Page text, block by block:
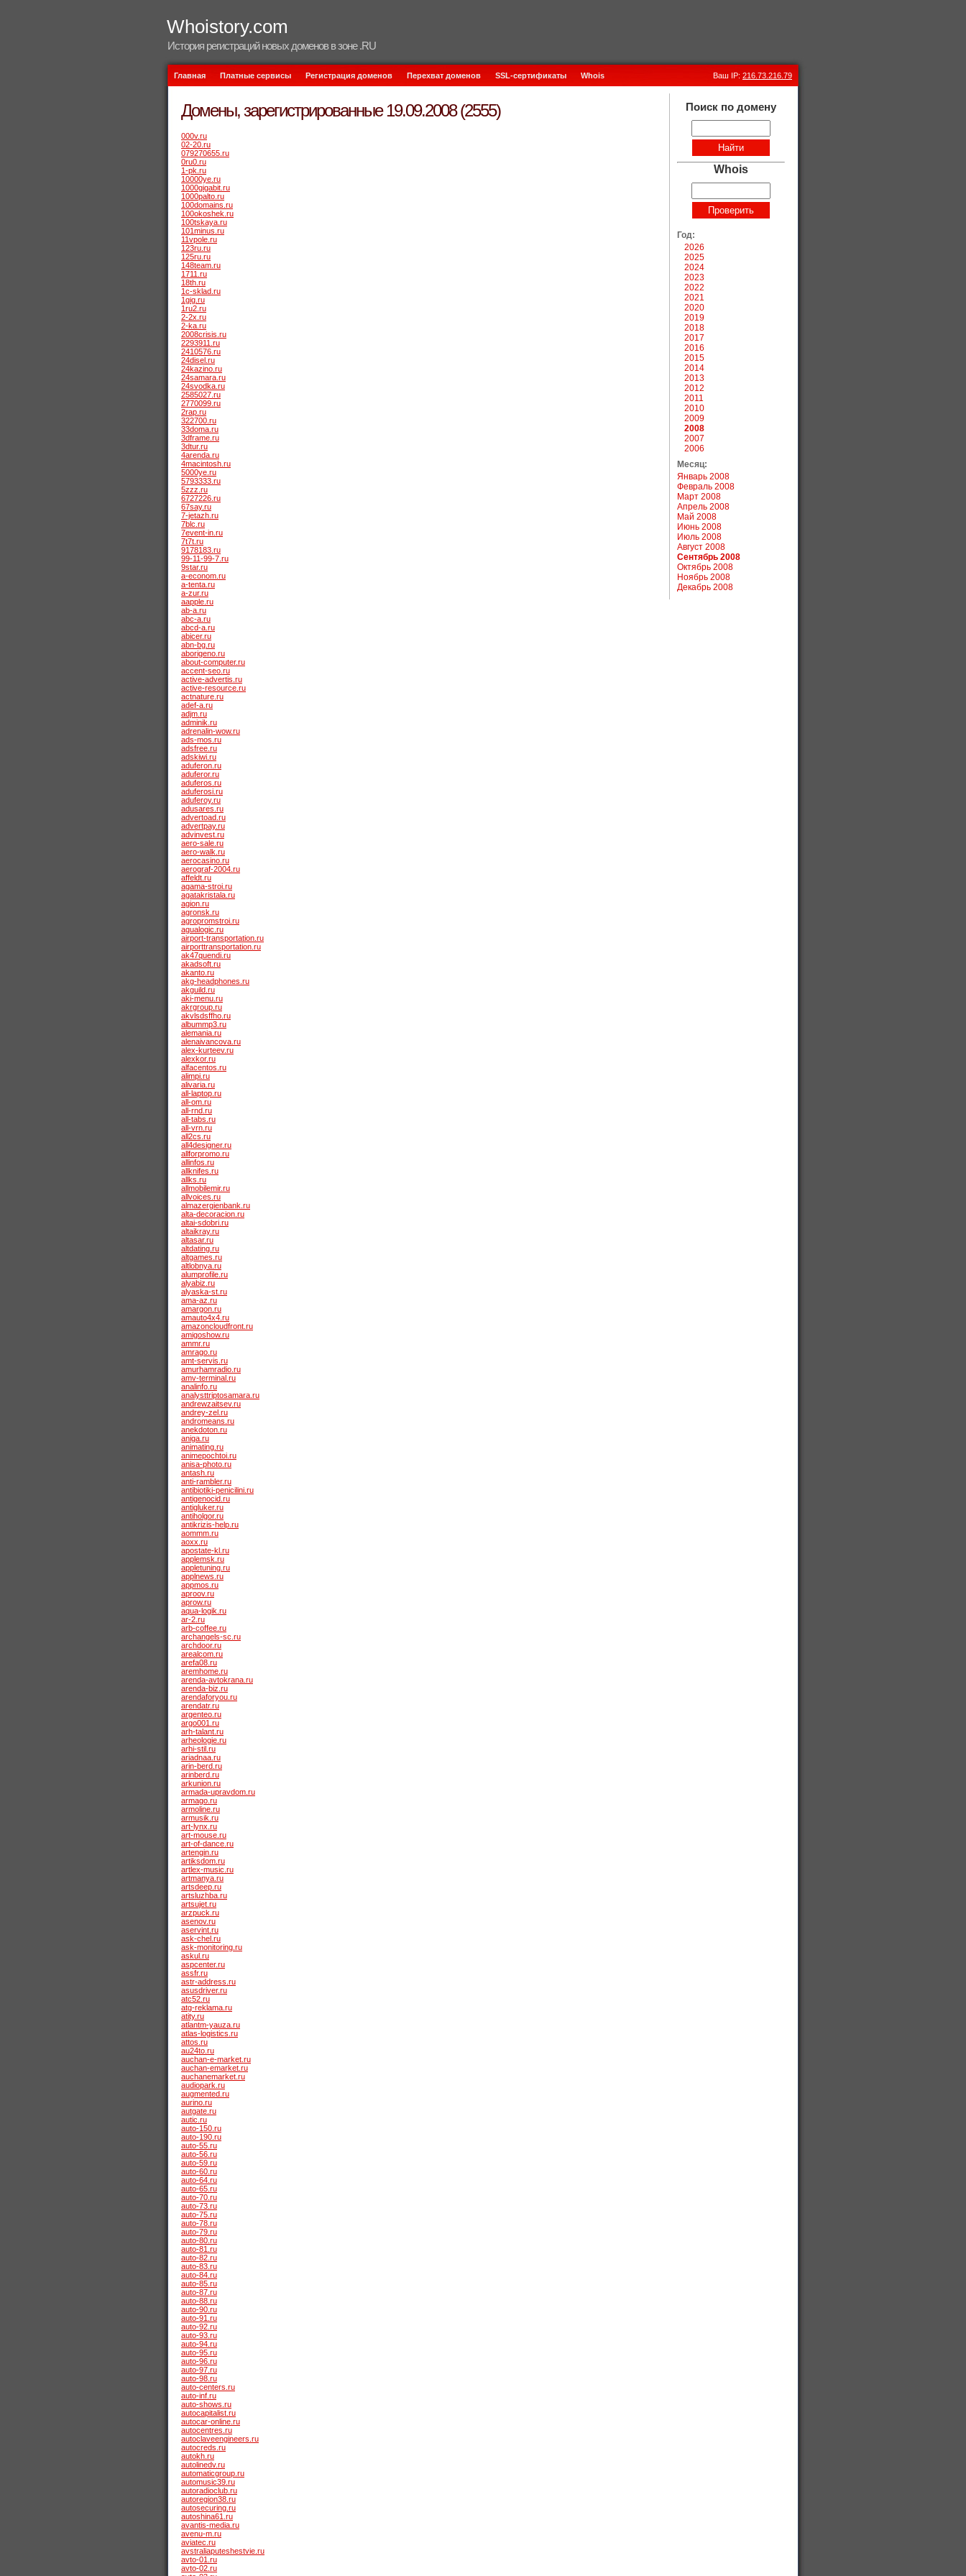
Whoistory.com
История регистраций новых доменов в зоне .RU
Главная Платные сервисы Регистрация доменов Перехват доменов SSL-сертификаты Whois Ваш IP: 216.73.216.79
Домены, зарегистрированные 19.09.2008 (2555)
000v.ru
02-20.ru
079270655.ru
0ru0.ru
1-pk.ru
10000ye.ru
1000gigabit.ru
1000palto.ru
100domains.ru
100okoshek.ru
100tskaya.ru
101minus.ru
11vpole.ru
123ru.ru
125ru.ru
148team.ru
1711.ru
18th.ru
1c-sklad.ru
1gig.ru
1ru2.ru
2-2x.ru
2-ka.ru
2008crisis.ru
2293911.ru
2410576.ru
24disel.ru
24kazino.ru
24samara.ru
24svodka.ru
2585027.ru
2770099.ru
2rap.ru
322700.ru
33doma.ru
3dframe.ru
3dtur.ru
4arenda.ru
4macintosh.ru
5000ye.ru
5793333.ru
5zzz.ru
6727226.ru
67say.ru
7-jetazh.ru
7blc.ru
7event-in.ru
7t7t.ru
9178183.ru
99-11-99-7.ru
9star.ru
a-econom.ru
a-tenta.ru
a-zur.ru
aapple.ru
ab-a.ru
abc-a.ru
abcd-a.ru
abicer.ru
abn-bg.ru
aborigeno.ru
about-computer.ru
accent-seo.ru
active-advertis.ru
active-resource.ru
actnature.ru
adef-a.ru
adjm.ru
adminik.ru
adrenalin-wow.ru
ads-mos.ru
adsfree.ru
adskiwi.ru
aduferon.ru
aduferor.ru
aduferos.ru
aduferosi.ru
aduferoy.ru
adusares.ru
advertoad.ru
advertpay.ru
advinvest.ru
aero-sale.ru
aero-walk.ru
aerocasino.ru
aerograf-2004.ru
affeldt.ru
agama-stroi.ru
agatakristala.ru
agion.ru
agronsk.ru
agropromstroi.ru
agualogic.ru
airport-transportation.ru
airporttransportation.ru
ak47quendi.ru
akadsoft.ru
akanto.ru
akg-headphones.ru
akguild.ru
aki-menu.ru
akrgroup.ru
akvlsdsffho.ru
albummp3.ru
alemania.ru
alenaivancova.ru
alex-kurteev.ru
alexkor.ru
alfacentos.ru
alimpi.ru
alivaria.ru
all-laptop.ru
all-om.ru
all-rnd.ru
all-tabs.ru
all-vrn.ru
all2cs.ru
all4designer.ru
allforpromo.ru
allinfos.ru
allknifes.ru
allks.ru
allmobilemir.ru
allvoices.ru
almazergienbank.ru
alta-decoracion.ru
altai-sdobri.ru
altaikray.ru
altasar.ru
altdating.ru
altgames.ru
altlobnya.ru
alumprofile.ru
alyabiz.ru
alyaska-st.ru
ama-az.ru
amargon.ru
amauto4x4.ru
amazoncloudfront.ru
amigoshow.ru
ammr.ru
amrago.ru
amt-servis.ru
amurhamradio.ru
amv-terminal.ru
analinfo.ru
analysttriptosamara.ru
andrewzaitsev.ru
andrey-zel.ru
andromeans.ru
anekdoton.ru
aniga.ru
animating.ru
animepochtoi.ru
anisa-photo.ru
antash.ru
anti-rambler.ru
antibiotiki-penicilini.ru
antigenocid.ru
antigluker.ru
antiholgor.ru
antikrizis-help.ru
aommm.ru
aoxx.ru
apostate-kl.ru
applemsk.ru
appletuning.ru
applnews.ru
appmos.ru
aproov.ru
aprow.ru
aqua-logik.ru
ar-2.ru
arb-coffee.ru
archangels-sc.ru
archdoor.ru
arealcom.ru
arefa08.ru
aremhome.ru
arenda-avtokrana.ru
arenda-biz.ru
arendaforyou.ru
arendatr.ru
argenteo.ru
argo001.ru
arh-talant.ru
arheologie.ru
arhi-stil.ru
ariadnaa.ru
arin-berd.ru
arinberd.ru
arkunion.ru
armada-upravdom.ru
armago.ru
armoline.ru
armusik.ru
art-lynx.ru
art-mouse.ru
art-of-dance.ru
artengin.ru
artiksdom.ru
artlex-music.ru
artmanya.ru
artsdeep.ru
artsluzhba.ru
artsujet.ru
arzpuck.ru
asenov.ru
aservint.ru
ask-chel.ru
ask-monitoring.ru
askul.ru
aspcenter.ru
assfr.ru
astr-address.ru
asusdriver.ru
atc52.ru
atg-reklama.ru
atity.ru
atlantm-yauza.ru
atlas-logistics.ru
attos.ru
au24to.ru
auchan-e-market.ru
auchan-emarket.ru
auchanemarket.ru
audiopark.ru
augmented.ru
aurino.ru
autgate.ru
autic.ru
auto-150.ru
auto-190.ru
auto-55.ru
auto-56.ru
auto-59.ru
auto-60.ru
auto-64.ru
auto-65.ru
auto-70.ru
auto-73.ru
auto-75.ru
auto-78.ru
auto-79.ru
auto-80.ru
auto-81.ru
auto-82.ru
auto-83.ru
auto-84.ru
auto-85.ru
auto-87.ru
auto-88.ru
auto-90.ru
auto-91.ru
auto-92.ru
auto-93.ru
auto-94.ru
auto-95.ru
auto-96.ru
auto-97.ru
auto-98.ru
auto-centers.ru
auto-inf.ru
auto-shows.ru
autocapitalist.ru
autocar-online.ru
autocentres.ru
autoclaveengineers.ru
autocreds.ru
autokh.ru
autolinedv.ru
automaticgroup.ru
automusic39.ru
autoradioclub.ru
autoregion38.ru
autosecuring.ru
autoshina61.ru
avantis-media.ru
avenu-m.ru
aviatec.ru
avstraliaputeshestvie.ru
avto-01.ru
avto-02.ru
Поиск по домену
Whois
Год:
2026
2025
2024
2023
2022
2021
2020
2019
2018
2017
2016
2015
2014
2013
2012
2011
2010
2009
2008
2007
2006
Месяц:
Январь 2008
Февраль 2008
Март 2008
Апрель 2008
Май 2008
Июнь 2008
Июль 2008
Август 2008
Сентябрь 2008
Октябрь 2008
Ноябрь 2008
Декабрь 2008